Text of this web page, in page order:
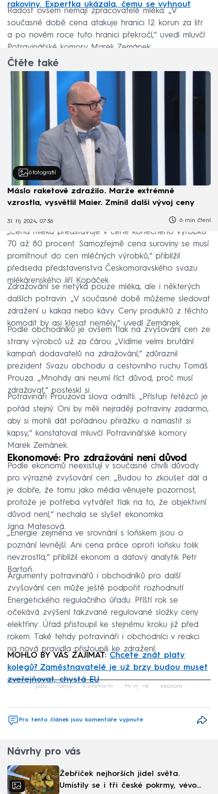
rakoviny. Expertka ukázala, čemu se vyhnout
Radost ovšem nemají zpracovatelé mléka. „V
současné době cena atakuje hranici 12 korun za litr
a po novém roce tuto hranici překročí,“ uvedl mluvčí
Potravinářské komory Marek Zemánek.
Čtěte také
6 fotografií
Máslo raketově zdražilo. Marže extrémně
vzrostla, vysvětlil Maier. Zmínil další vývoj ceny
31. říj 2024, 07:36 6 min čtení
„Cena mléka představuje v ceně konečného výrobku
70 až 80 procent. Samozřejmě cena suroviny se musí
promítnout do cen mléčných výrobků,“ přiblížil
předseda představenstva Českomoravského svazu
mlékárenského Jiří Kopáček.
Zdražování se netýká pouze mléka, ale i některých
dalších potravin. „V současné době můžeme sledovat
zdražení u kakaa nebo kávy. Ceny produktů z těchto
komodit by asi klesat neměly,“ uvedl Zemánek.
Podle obchodníků je ovšem tlak na zvyšování cen ze
strany výrobců už za čárou. „Vidíme velmi brutální
kampaň dodavatelů na zdražování,“ zdůraznil
prezident Svazu obchodu a cestovního ruchu Tomáš
Prouza. „Mnohdy ani neumí říct důvod, proč musí
zdražovat,“ posteskl si.
Potravináři Prouzova slova odmítli. „Přístup řetězců je
pořád stejný. Oni by měli nejraději potraviny zadarmo,
aby si mohli dát pořádnou přirážku a namastit si
kapsy,“ konstatoval mluvčí Potravinářské komory
Marek Zemánek.
Ekonomové: Pro zdražování není důvod
Podle ekonomů neexistují v současné chvíli důvody
pro výrazné zvyšování cen. „Budou to zkoušet dál a
je dobře, že tomu jako média věnujete pozornost,
protože je potřeba vytvářet tlak na to, že objektivní
důvod není,“ nechala se slyšet ekonomka
Jana Matesová.
„Energie zejména ve srovnání s loňskem jsou o
poznání levnější. Ani cena práce oproti loňsku tolik
nevzrostla,“ přiblížil ekonom a datový analytik Petr
Bartoň.
Argumenty potravinářů i obchodníků pro další
zvyšování cen může ještě podpořit rozhodnutí
Energetického regulačního úřadu. Příští rok se
očekává zvýšení takzvané regulované složky ceny
elektřiny. Úřad přistoupil ke stejnému kroku již před
rokem. Také tehdy potravináři i obchodníci v reakci
na nová pravidla přistoupili ke zdražení.
MOHLO BY VÁS ZAJÍMAT: Chcete znát platy
kolegů? Zaměstnavatelé je už brzy budou muset
zveřejňovat, chystá EU
Failed to fetch
jídlo ceny ekonomika Nový rok ekonom
Pro tento článek jsou komentáře vypnuté
Návrhy pro vás
Žebříček nejhorších jídel světa.
Umístily se i tři české pokrmy, vévodí